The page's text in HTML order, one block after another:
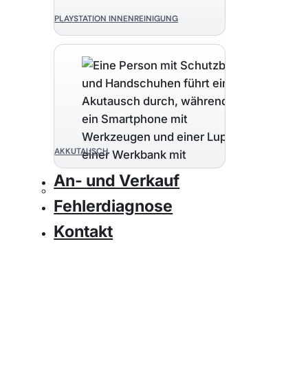
PLAYSTATION INNENREINIGUNG
AKKUTAUSCH
An- und Verkauf
Fehlerdiagnose
Kontakt